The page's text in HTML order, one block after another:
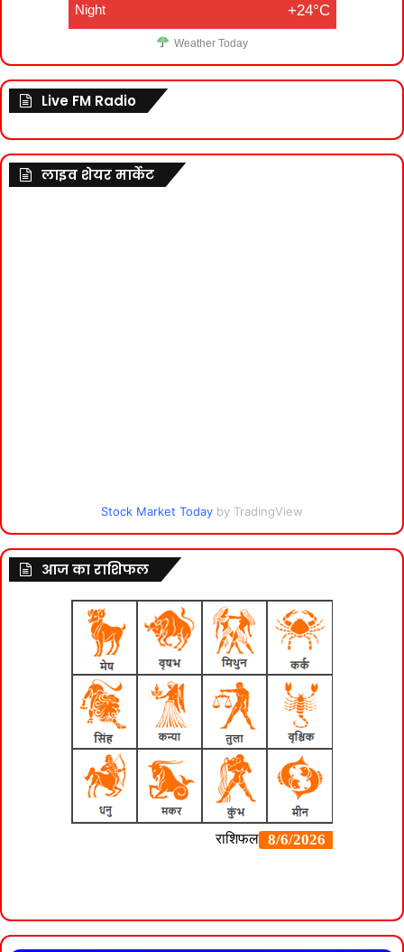
Night +24°C
Weather Today
Live FM Radio
लाइव शेयर मार्केट
Stock Market Today by TradingView
आज का राशिफल